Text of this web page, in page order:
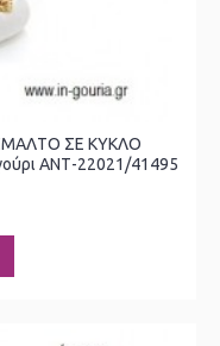
ΣΕ ΚΥΚΛΟ
ΑΝΤ-22021/41495